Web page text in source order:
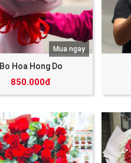
Bo Hoa Hong Do
850.000đ
Mua ngay